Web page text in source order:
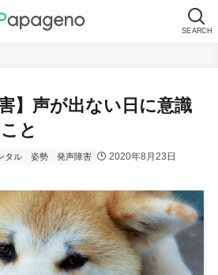
SEARCH
害】声が出ない日に意識
と
タル 姿勢 発声障害 2020年8月23日